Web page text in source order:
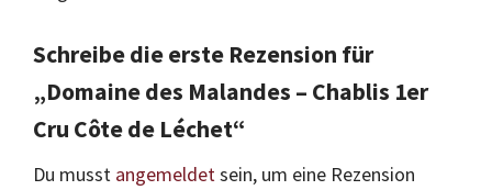
Schreibe die erste Rezension für
„Domaine des Malandes – Chablis 1er
Cru Côte de Léchet“
Du musst angemeldetsein, um eine Rezension